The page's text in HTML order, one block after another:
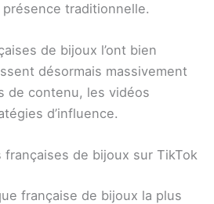
traditionnelle.
de bijoux l’ont bien
désormais massivement
de contenu, les vidéos
d’influence.
françaises de bijoux sur TikTok
française de bijoux la plus